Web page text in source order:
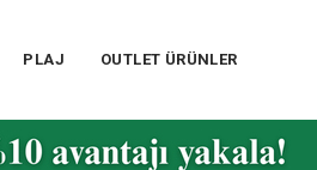
PLAJ OUTLET ÜRÜNLER